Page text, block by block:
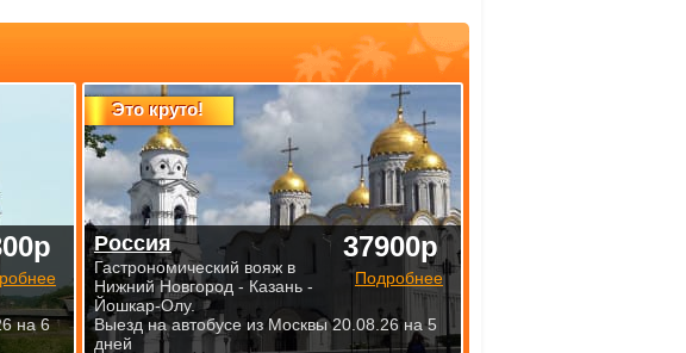
на 6
Это круто!
37900р
Подробнее
Россия
Гастрономический вояж в
Нижний Новгород - Казань -
Йошкар-Олу.
Выезд на автобусе из Москвы 20.08.26 на 5
дней